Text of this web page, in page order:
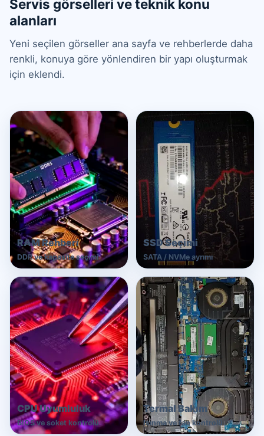
Servis görselleri ve teknik konu
alanları
Yeni seçilen görseller ana sayfa ve rehberlerde daha
renkli, konuya göre yönlendiren bir yapı oluşturmak
için eklendi.
RAM Rehberi
DDR ve kapasite seçimi
SSD Seçimi
SATA / NVMe ayrımı
CPU Uyumluluk
BIOS ve soket kontrolü
Termal Bakım
Isınma ve fan kontrolü